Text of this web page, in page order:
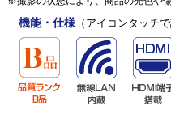
機能・仕様（アイコンタッチで